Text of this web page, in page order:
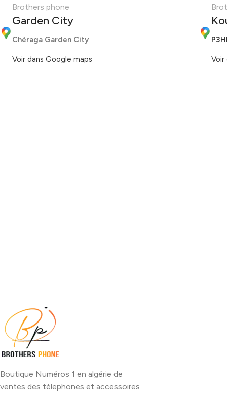
Brothers phone
Garden City
Chéraga Garden City
Voir dans Google maps Voir
Boutique Numéros 1 en algérie de
ventes des télephones et accessoires